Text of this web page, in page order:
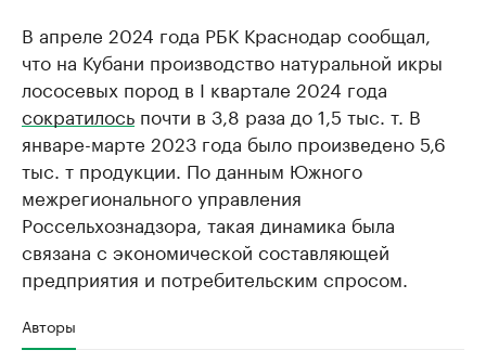
В апреле 2024 года РБК Краснодар сообщал,
что на Кубани производство натуральной икры
лососевых пород в I квартале 2024 года
сократилось почти в 3,8 раза до 1,5 тыс. т. В
январе-марте 2023 года было произведено 5,6
тыс. т продукции. По данным Южного
межрегионального управления
Россельхознадзора, такая динамика была
связана с экономической составляющей
предприятия и потребительским спросом.
Авторы